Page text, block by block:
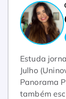
Estuda
Julho
Panorama
também